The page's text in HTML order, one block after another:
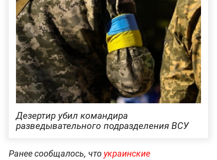
Дезертир убил командира
разведывательного подразделения ВСУ
Ранее сообщалось, что украинские